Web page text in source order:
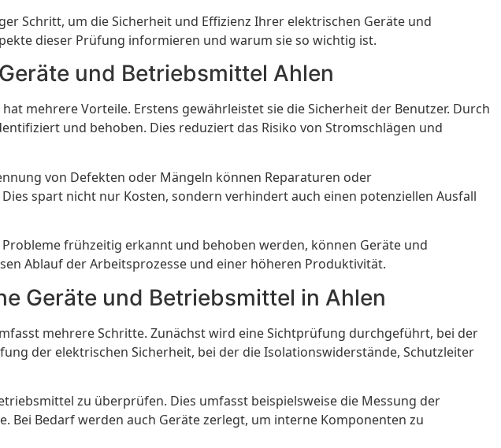
Schritt, um die Sicherheit und Effizienz Ihrer elektrischen Geräte und
dieser Prüfung informieren und warum sie so wichtig ist.
und Betriebsmittel Ahlen
mehrere Vorteile. Erstens gewährleistet sie die Sicherheit der Benutzer. Durch
und behoben. Dies reduziert das Risiko von Stromschlägen und
von Defekten oder Mängeln können Reparaturen oder
spart nicht nur Kosten, sondern verhindert auch einen potenziellen Ausfall
frühzeitig erkannt und behoben werden, können Geräte und
Ablauf der Arbeitsprozesse und einer höheren Produktivität.
Geräte und Betriebsmittel in Ahlen
mehrere Schritte. Zunächst wird eine Sichtprüfung durchgeführt, bei der
der elektrischen Sicherheit, bei der die Isolationswiderstände, Schutzleiter
zu überprüfen. Dies umfasst beispielsweise die Messung der
Bedarf werden auch Geräte zerlegt, um interne Komponenten zu